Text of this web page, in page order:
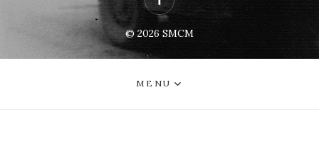
Facebook
© 2026 SMCM
MENU